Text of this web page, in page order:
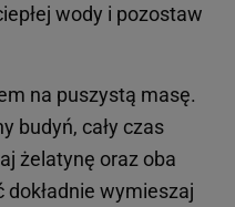
wody i pozostaw
na puszystą masę.
budyń, cały czas
żelatynę oraz oba
dokładnie wymieszaj